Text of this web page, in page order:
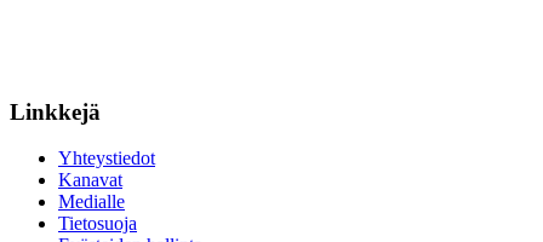
Linkkejä
Yhteystiedot
Kanavat
Medialle
Tietosuoja